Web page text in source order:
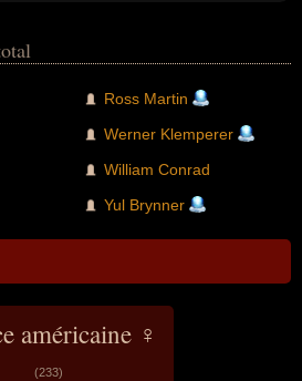
Ross Martin
Werner Klemperer
William Conrad
Yul Brynner
américaine ♀
(233)